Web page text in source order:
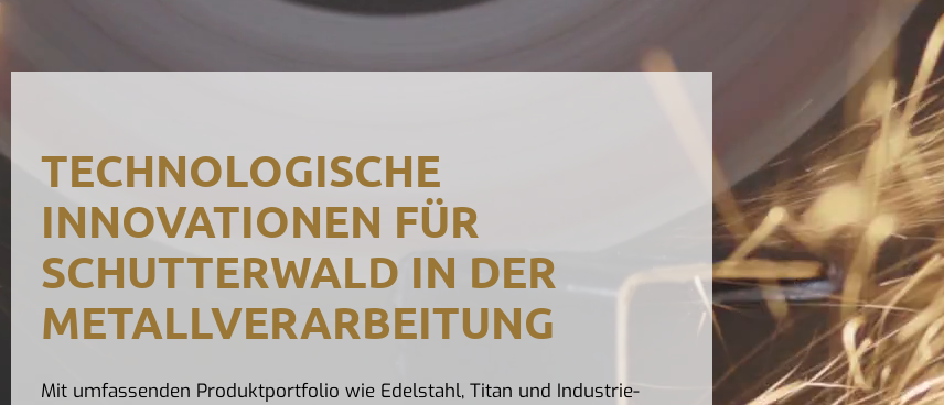
TECHNOLOGISCHE
INNOVATIONEN FÜR
SCHUTTERWALD IN DER
METALLVERARBEITUNG
Mit umfassenden Produktportfolio wie Edelstahl, Titan und Industrie-